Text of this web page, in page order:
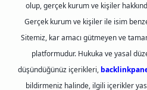
olup, gerçek kurum ve kişiler
Gerçek kurum ve kişiler ile isim
Sitemiz, kar amacı gütmeyen ve
platformudur. Hukuka ve yasal
düşündüğünüz içerikleri,
bildirmeniz halinde, ilgili içerikler